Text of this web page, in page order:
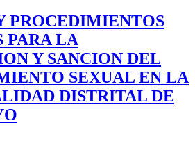
PROCEDIMIENTOS
PARA LA
Y SANCION DEL
SEXUAL EN LA
DISTRITAL DE